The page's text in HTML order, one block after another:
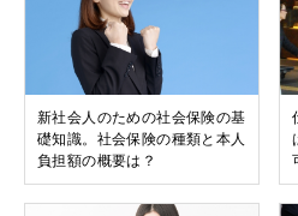
新社会人のための社会保険の基
礎知識。社会保険の種類と本人
負担額の概要は？